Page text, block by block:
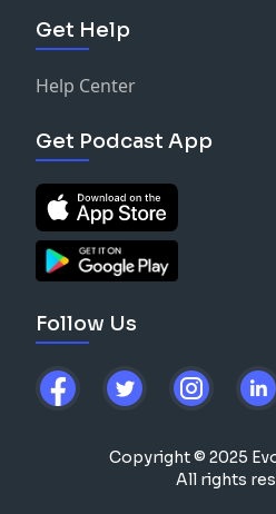
Get Help
Help Center
Get Podcast App
Follow Us
Copyright © 2025
All rights